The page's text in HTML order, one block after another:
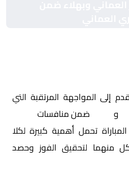
إلى المواجهة المرتقبة التي
و ضمن منافسات
تحمل أهمية كبيرة لكلا
منهما لتحقيق الفوز وحصد